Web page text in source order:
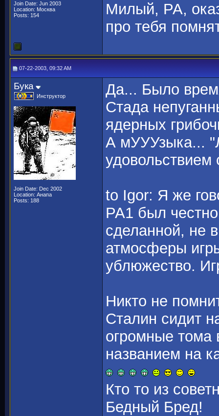
Join Date: Jun 2003
Location: Москва
Posts: 154
Милый, РА,
про тебя
07-22-2003, 09:32 AM
Бука
Инструктор
Join Date: Dec 2002
Location: Анапа
Posts: 188
Да... Было
Стада
ядерных
А мУУУзыка...
to Igor: Я же
РА1 был
сделанной, не
атмосферы
ублюжество.
Никто не
Сталин сидит
огромные тома
названием на
Кто то из
Бедный Бред!